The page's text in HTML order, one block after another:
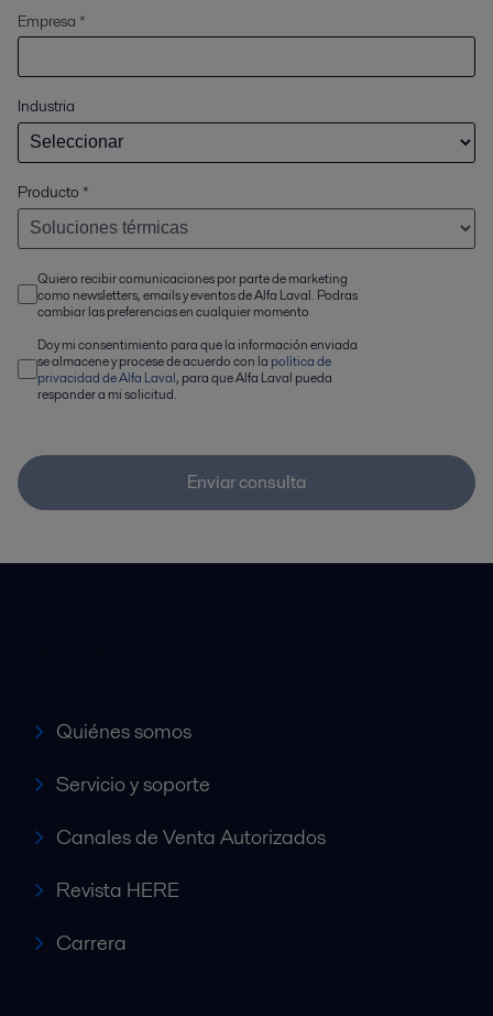
Empresa *
Industria
Producto *
Quiero recibir comunicaciones por parte de marketing
como newsletters, emails y eventos de Alfa Laval. Podras
cambiar las preferencias en cualquier momento
Doy mi consentimiento para que la información enviada
se almacene y procese de acuerdo con la política de
privacidad de Alfa Laval, para que Alfa Laval pueda
responder a mi solicitud.
Enviar consulta
Quiénes somos
Servicio y soporte
Canales de Venta Autorizados
Revista HERE
Carrera